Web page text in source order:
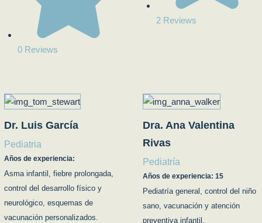
0 Reviews
2 Reviews
Dr. Luis García
Pediatria
Años de experiencia:
Asma infantil, fiebre prolongada,
control del desarrollo físico y
neurológico, esquemas de
vacunación personalizados.
Dra. Ana Valentina
Rivas
Pediatría
Años de experiencia: 15
Pediatría general, control del niño
sano, vacunación y atención
preventiva infantil.